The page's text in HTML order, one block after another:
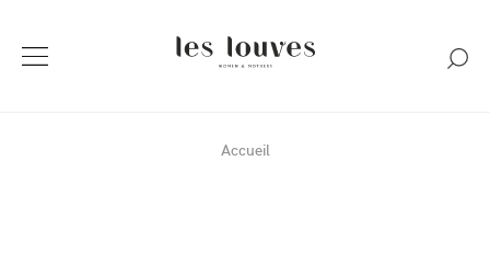
Accueil